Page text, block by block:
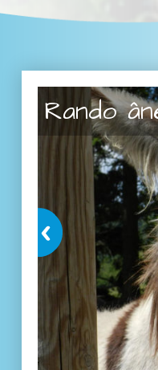
Rando